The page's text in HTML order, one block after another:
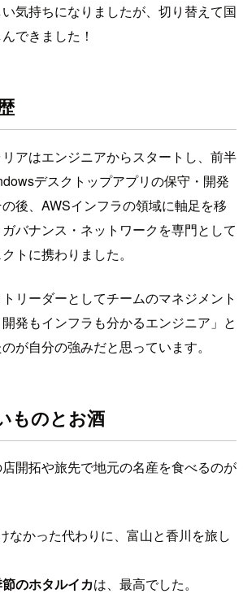
気持ちになりましたが、切り替えて国
できました！
アはエンジニアからスタートし、前半
デスクトップアプリの保守・開発
後、AWSインフラの領域に軸足を移
バナンス・ネットワークを専門として
トに携わりました。
リーダーとしてチームのマネジメント
発もインフラも分かるエンジニア」と
が自分の強みだと思っています。
ものとお酒
開拓や旅先で地元の名産を食べるのが
なかった代わりに、富山と香川を旅し
のホタルイカは、最高でした。